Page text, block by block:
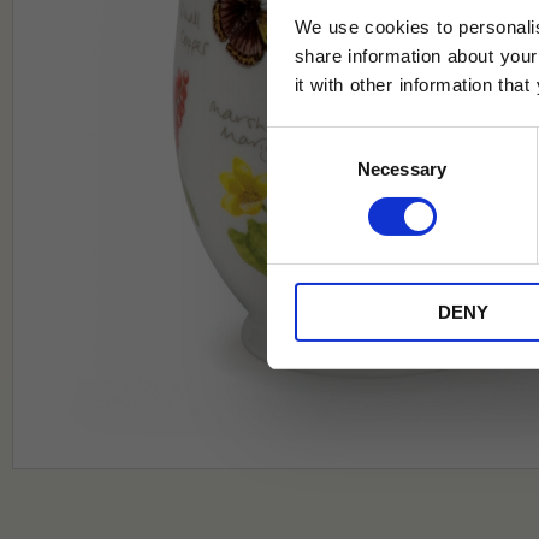
We use cookies to
share information about
it with other information that
Selection
Necessary
DENY
Jag samtycker till Tehuset Javas
* Rabatten gäller endast online på
på ordinarie priser och kan ej